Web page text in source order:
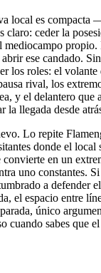
local es compacta
ceder la
mediocampo propio.
ese candado.
los roles: el volante
rival, los
y el delantero que
la llegada desde
Lo repite
donde el local
en un
uno constantes.
a defender
el espacio entre
único
cuando sabes que